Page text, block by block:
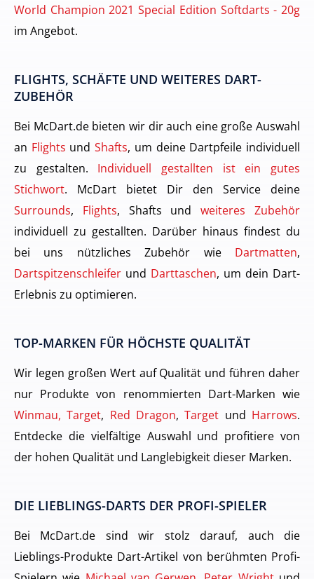
World Champion 2021 Special Edition Softdarts - 20g
im Angebot.
FLIGHTS, SCHÄFTE UND WEITERES DART-
ZUBEHÖR
Bei McDart.de bieten wir dir auch eine große Auswahl
an Flights undShafts, um deine Dartpfeile individuell
zu gestalten. Individuell gestallten ist ein gutes
Stichwort. McDart bietet Dir den Service deine
Surrounds, Flights, Shafts undweiteres Zubehör
individuell zu gestallten. Darüber hinaus findest du
bei uns nützliches Zubehör wie Dartmatten,
Dartspitzenschleifer und Darttaschen, um dein Dart-
Erlebnis zu optimieren.
TOP-MARKEN FÜR HÖCHSTE QUALITÄT
Wir legen großen Wert auf Qualität und führen daher
nur Produkte von renommierten Dart-Marken wie
Winmau, Target, Red Dragon,Target und Harrows.
Entdecke die vielfältige Auswahl und profitiere von
der hohen Qualität und Langlebigkeit dieser Marken.
DIE LIEBLINGS-DARTS DER PROFI-SPIELER
Bei McDart.de sind wir stolz darauf, auch die
Lieblings-Produkte Dart-Artikel von berühmten Profi-